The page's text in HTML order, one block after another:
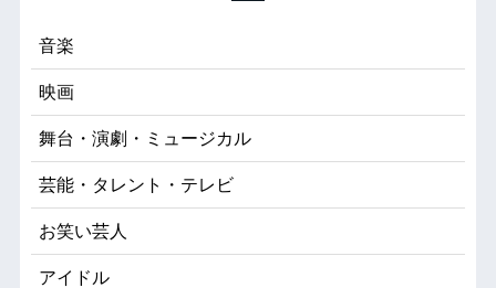
音楽
映画
舞台・演劇・ミュージカル
芸能・タレント・テレビ
お笑い芸人
アイドル